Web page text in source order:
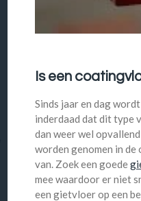
Is een
Sinds jaar en dag
inderdaad dat dit type
dan weer wel
worden genomen in
van. Zoek een goede
mee waardoor er niet
een gietvloer op een